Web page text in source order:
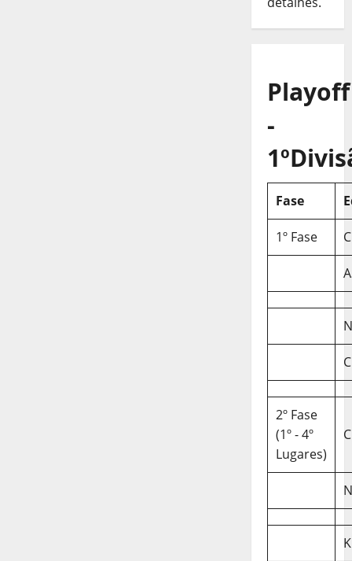
Playoff
-
Fase
1º Fase
2º Fase
(1º - 4º
Lugares)